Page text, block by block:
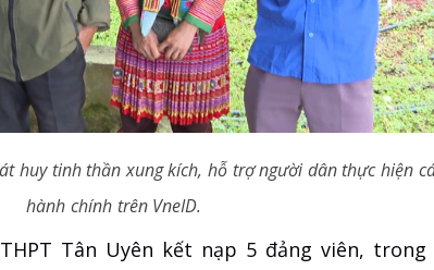
huy tinh thần xung kích, hỗ trợ người dân thực hiện
hành chính trên VneID.
Tân Uyên kết nạp 5 đảng viên,